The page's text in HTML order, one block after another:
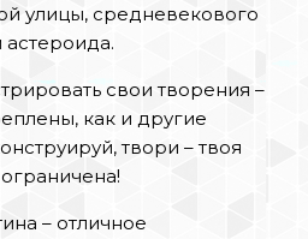
улицы, средневекового
астероида.
свои творения –
как и другие
твори – твоя
– отличное